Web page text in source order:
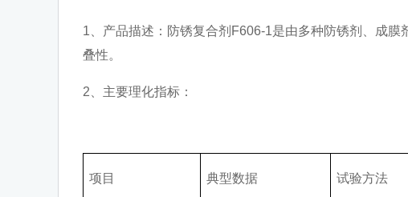
1、产品描述：防锈复合剂F606-1是由多种防锈剂、成
叠性。
2、主要理化指标：
项目 典型数据 试验方法